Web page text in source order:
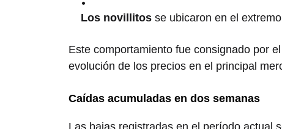
Los novillitos se ubicaron en el
Este comportamiento fue consignado por
evolución de los precios en el principal
Caídas acumuladas en dos semanas